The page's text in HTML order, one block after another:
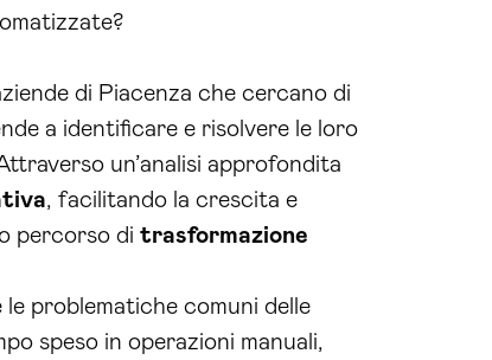
di Piacenza che cercano di
a identificare e risolvere le loro
un’analisi approfondita
, facilitando la crescita e
percorso di trasformazione
problematiche comuni delle
speso in operazioni manuali,